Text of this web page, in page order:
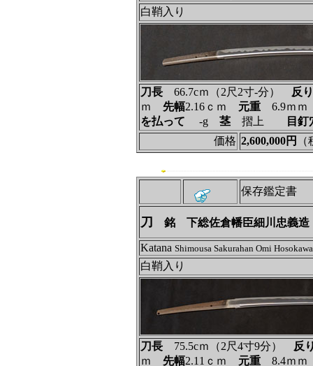
白鞘入り
刀長66.7cｍ（2尺2寸-分）
反り
ｍ 先幅2.16ｃｍ 元重6.9ｍ
を払って ‐g 茎摺上
目釘
価格 2,600,000円
保存鑑定書
刀 銘 下総佐倉幡臣細川忠義造
Katana Shimousa Sakurahan Omi
白鞘入り
刀長75.5cｍ（2尺4寸9分）
反
ｍ 先幅2.11ｃｍ 元重8.4ｍ